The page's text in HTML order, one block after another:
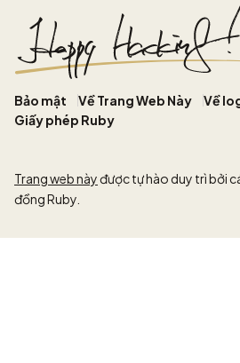
Bảo mật Về Trang Web Này Về
Giấy phép Ruby
Trang web nàyđược tự hào duy trì bởi
đồng Ruby.